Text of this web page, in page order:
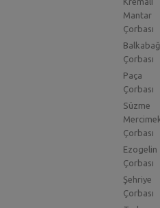
Mantar
Çorbası
Çorbası
Paça
Çorbası
Süzme
Çorbası
Ezogelin
Çorbası
Şehriye
Çorbası